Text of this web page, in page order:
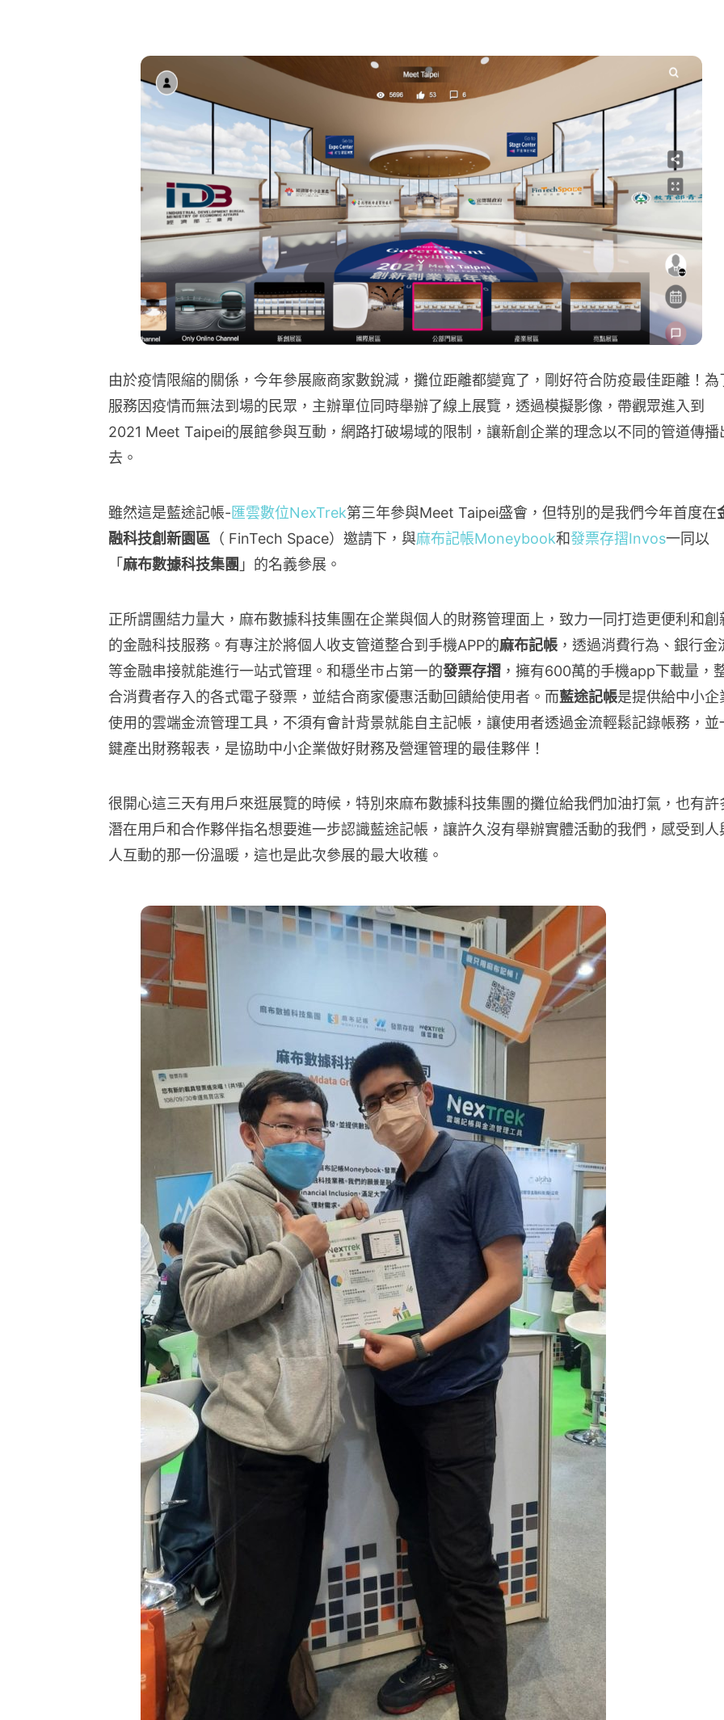
由於疫情限縮的關係，今年參展廠商家數銳減，攤位距離都變寬了，剛好符合防疫最佳距離！為
服務因疫情而無法到場的民眾，主辦單位同時舉辦了線上展覽，透過模擬影像，帶觀眾進入到
2021 Meet Taipei的展館參與互動，網路打破場域的限制，讓新創企業的理念以不同的管道傳播
去。
雖然這是藍途記帳-匯雲數位NexTrek第三年參與Meet Taipei盛會，但特別的是我們今年首度在
融科技創新園區 （ FinTech Space）邀請下，與麻布記帳Moneybook和發票存摺Invos一同以
「 麻布數據科技集團 」的名義參展。
正所謂團結力量大，麻布數據科技集團在企業與個人的財務管理面上，致力一同打造更便利和創
的金融科技服務。有專注於將個人收支管道整合到手機APP的麻布記帳 ，透過消費行為、銀行金
等金融串接就能進行一站式管理。和穩坐市占第一的發票存摺 ，擁有600萬的手機app下載量，
合消費者存入的各式電子發票，並結合商家優惠活動回饋給使用者。而藍途記帳是提供給中小企
使用的雲端金流管理工具，不須有會計背景就能自主記帳，讓使用者透過金流輕鬆記錄帳務，並
鍵產出財務報表，是協助中小企業做好財務及營運管理的最佳夥伴！
很開心這三天有用戶來逛展覽的時候，特別來麻布數據科技集團的攤位給我們加油打氣，也有許
潛在用戶和合作夥伴指名想要進一步認識藍途記帳，讓許久沒有舉辦實體活動的我們，感受到人
人互動的那一份溫暖，這也是此次參展的最大收穫。